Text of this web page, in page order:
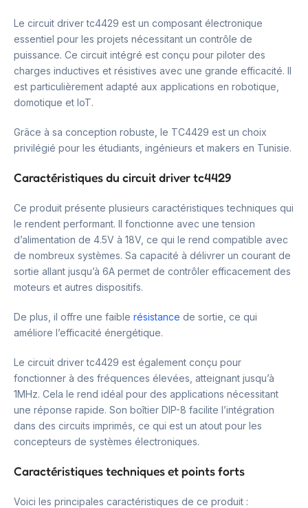
Le circuit driver tc4429 est un composant électronique
essentiel pour les projets nécessitant un contrôle de
puissance. Ce circuit intégré est conçu pour piloter des
charges inductives et résistives avec une grande efficacité. Il
est particulièrement adapté aux applications en robotique,
domotique et IoT.
Grâce à sa conception robuste, le TC4429 est un choix
privilégié pour les étudiants, ingénieurs et makers en Tunisie.
Caractéristiques du circuit driver tc4429
Ce produit présente plusieurs caractéristiques techniques qui
le rendent performant. Il fonctionne avec une tension
d’alimentation de 4.5V à 18V, ce qui le rend compatible avec
de nombreux systèmes. Sa capacité à délivrer un courant de
sortie allant jusqu’à 6A permet de contrôler efficacement des
moteurs et autres dispositifs.
De plus, il offre une faible résistance de sortie, ce qui
améliore l’efficacité énergétique.
Le circuit driver tc4429 est également conçu pour
fonctionner à des fréquences élevées, atteignant jusqu’à
1MHz. Cela le rend idéal pour des applications nécessitant
une réponse rapide. Son boîtier DIP-8 facilite l’intégration
dans des circuits imprimés, ce qui est un atout pour les
concepteurs de systèmes électroniques.
Caractéristiques techniques et points forts
Voici les principales caractéristiques de ce produit :